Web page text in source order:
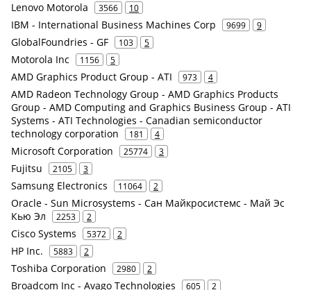
Lenovo Motorola 3566 10
IBM - International Business Machines Corp 9699 9
GlobalFoundries - GF 103 5
Motorola Inc 1156 5
AMD Graphics Product Group - ATI 973 4
AMD Radeon Technology Group - AMD Graphics Products
Group - AMD Computing and Graphics Business Group - ATI
Systems - ATI Technologies - Canadian semiconductor
technology corporation
181 4
Microsoft Corporation 25774 3
Fujitsu 2105 3
Samsung Electronics 11064 2
Oracle - Sun Microsystems - Сан Майкросистемс - Май Эс
Кью Эл
2253 2
Cisco Systems 5372 2
HP Inc. 5883 2
Toshiba Corporation 2980 2
Broadcom Inc - Avago Technologies 605 2